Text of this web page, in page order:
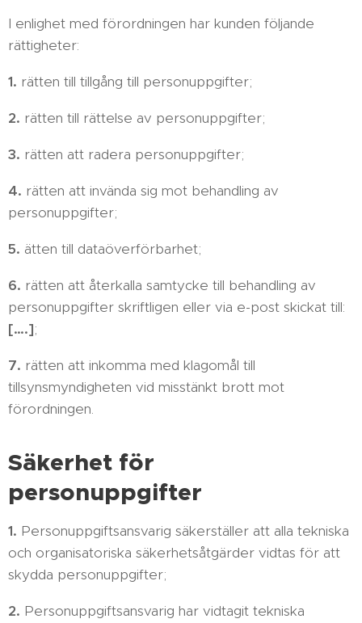
I enlighet med förordningen har kunden följande
rättigheter:
1. rätten till tillgång till personuppgifter;
2. rätten till rättelse av personuppgifter;
3. rätten att radera personuppgifter;
4. rätten att invända sig mot behandling av
personuppgifter;
5. ätten till dataöverförbarhet;
6. rätten att återkalla samtycke till behandling av
personuppgifter skriftligen eller via e-post skickat till:
[….];
7. rätten att inkomma med klagomål till
tillsynsmyndigheten vid misstänkt brott mot
förordningen.
Säkerhet för
personuppgifter
1. Personuppgiftsansvarig säkerställer att alla tekniska
och organisatoriska säkerhetsåtgärder vidtas för att
skydda personuppgifter;
2. Personuppgiftsansvarig har vidtagit tekniska